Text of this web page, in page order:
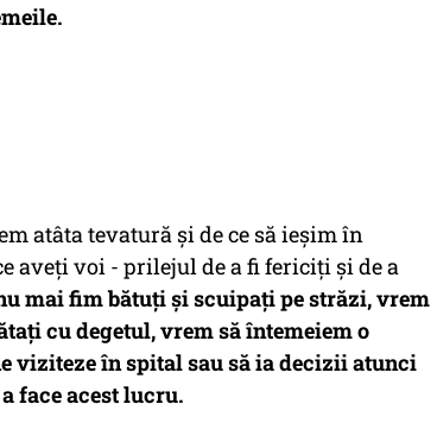
atâta tevatură și de ce să ieșim în
aveți voi - prilejul de a fi fericiți și de a
mai fim bătuți și scuipați pe străzi, vrem
cu degetul, vrem să întemeiem o
viziteze în spital sau să ia decizii atunci
face acest lucru.